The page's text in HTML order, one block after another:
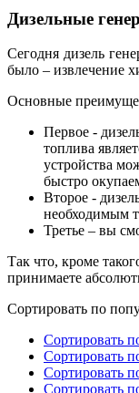
Дизельные
Сегодня дизель
было – извлечение
Основные
Первое -
топлива
устройства
быстро
Второе -
необходимым
Третье – вы
Так что, кроме
принимаете
Сортировать по
Сортировать
Сортировать
Сортировать
Сортировать